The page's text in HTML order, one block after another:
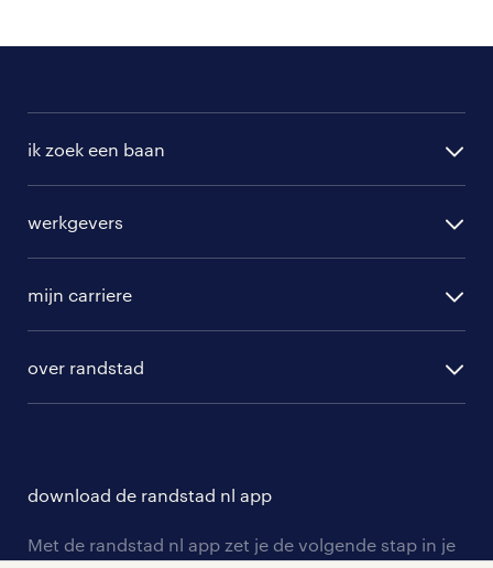
ik zoek een baan
randstad professional
randstad digital
werkgevers
hr-diensten
branches
tarieven
personeel gezocht
mijn carriere
solliciteren
over randstad
onze vestigingen
download de randstad nl app
Met de randstad nl app zet je de volgende stap in je